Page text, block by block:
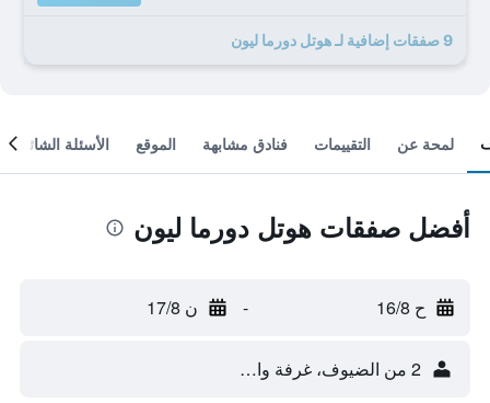
9 صفقات إضافية لـ هوتل دورما ليون
لمحة عن التقييمات فنادق مشابهة الموقع الأسئلة الشائعة
أفضل صفقات هوتل دورما ليون
ح 16/8 - ن 17/8
2 من الضيوف، غرفة واحدة